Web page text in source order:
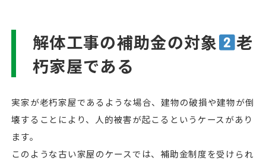
解体工事の補助金の対象
老
朽家屋である
実家が老朽家屋であるような場合、建物の破損や建物が倒
壊することにより、人的被害が起こるというケースがあり
ます。
このような古い家屋のケースでは、補助金制度を受けられ